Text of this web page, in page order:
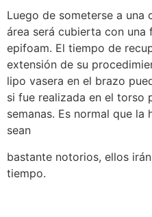
Luego de someterse a una
área será cubierta con
epifoam. El tiempo de
extensión de su
lipo vasera en el brazo
si fue realizada en el torso
semanas. Es normal que
sean
bastante notorios, ellos
tiempo.